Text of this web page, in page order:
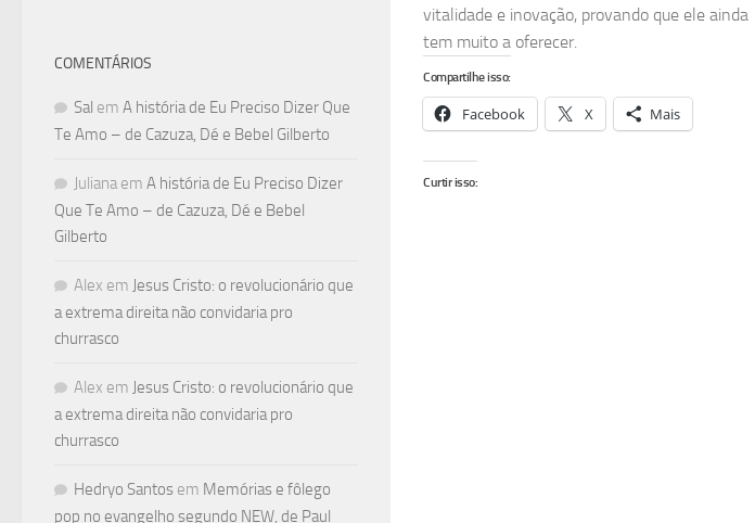
vitalidade e inovação, provando que ele ainda
tem muito a oferecer.
Compartilhe isso:
Facebook X Mais
Curtir isso:
COMENTÁRIOS
Sal em A história de Eu Preciso Dizer Que
Te Amo – de Cazuza, Dé e Bebel Gilberto
Juliana em A história de Eu Preciso Dizer
Que Te Amo – de Cazuza, Dé e Bebel
Gilberto
Alex em Jesus Cristo: o revolucionário que
a extrema direita não convidaria pro
churrasco
Alex em Jesus Cristo: o revolucionário que
a extrema direita não convidaria pro
churrasco
Hedryo Santos em Memórias e fôlego
pop no evangelho segundo NEW, de Paul